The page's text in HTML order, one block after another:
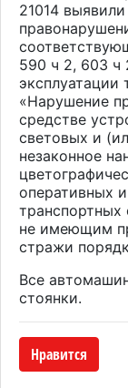
21014
590 ч 2, 603 ч
эксплуатации
«Нарушение
средстве
световых и
незаконное
оперативных
транспортных
не имеющим
стражи
Все
стоянки.
Нравится